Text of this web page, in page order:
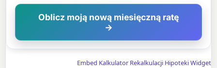
Oblicz moją nową miesięczną ratę
→
Embed Kalkulator Rekalkulacji Hipoteki Widget